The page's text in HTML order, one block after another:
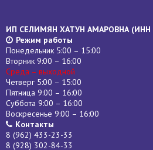
ИП СЕЛИМЯН ХАТУН АМАРОВНА (ИНН
Режим работы
Понедельник 5:00 – 15:00
Вторник 9:00 – 16:00
Среда – выходной
Четверг 5:00 – 15:00
Пятница 9:00 – 16:00
Суббота 9:00 – 16:00
Воскресенье 9:00 – 16:00
Контакты
8 (962) 433-23-33
8 (928) 302-84-33